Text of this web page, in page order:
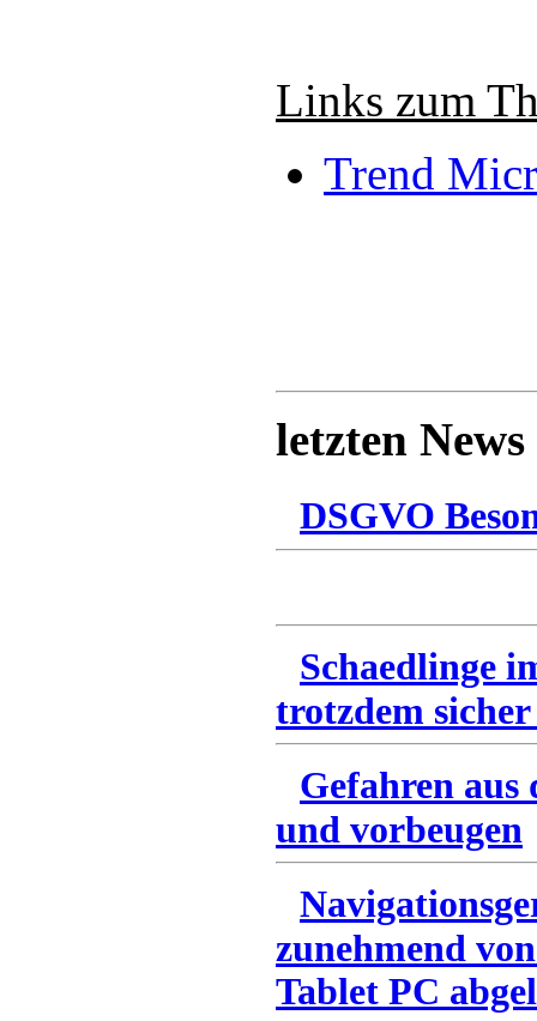
Links zum
Trend
letzten News
DSGVO
Schaedlinge
trotzdem
Gefahren
und vorbeugen
zunehmend
Tablet PC